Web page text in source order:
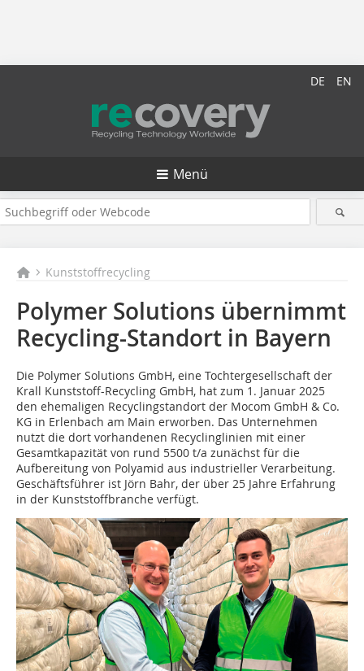
DE EN
Menü
Kunststoffrecycling
Polymer Solutions übernimmt
Recycling-Standort in Bayern
Die Polymer Solutions GmbH, eine Tochtergesellschaft der
Krall Kunststoff-Recycling GmbH, hat zum 1. Januar 2025
den ehemaligen Recyclingstandort der Mocom GmbH & Co.
KG in Erlenbach am Main erworben. Das Unternehmen
nutzt die dort vorhandenen Recyclinglinien mit einer
Gesamtkapazität von rund 5500 t/a zunächst für die
Aufbereitung von Polyamid aus industrieller Verarbeitung.
Geschäftsführer ist Jörn Bahr, der über 25 Jahre Erfahrung
in der Kunststoffbranche verfügt.